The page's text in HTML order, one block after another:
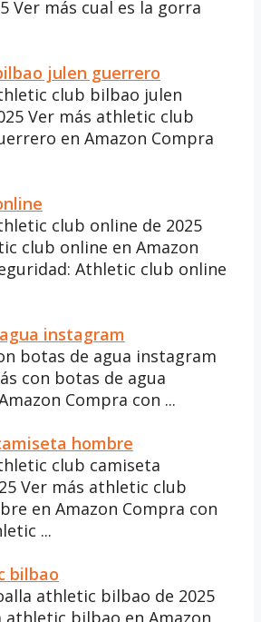
Ver más cual es la gorra
julen guerrero
club bilbao julen
Ver más athletic club
en Amazon Compra
club online de 2025
club online en Amazon
Athletic club online
instagram
botas de agua instagram
con botas de agua
Compra con ...
hombre
club camiseta
Ver más athletic club
en Amazon Compra con
...
bilbao
athletic bilbao de 2025
athletic bilbao en Amazon